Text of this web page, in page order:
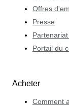
Offres
Presse
Portail du
Acheter
Comment